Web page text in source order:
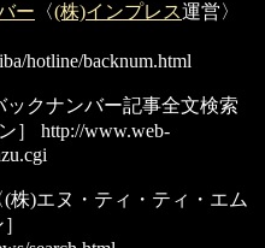
ー 〈(株)インプレス運営〉
hotline/backnum.html
ックナンバー記事全文検索
］
http://www.web-
(株)エヌ・ティ・ティ・エム